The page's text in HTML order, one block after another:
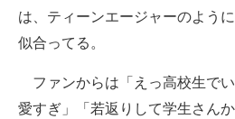
エレクトロニクス専門サイト
エネルギーの専門メディア
は、ティーンエージャーのよう
似合ってる。
ファンからは「えっ高校生で
愛すぎ」「若返りして学生さん